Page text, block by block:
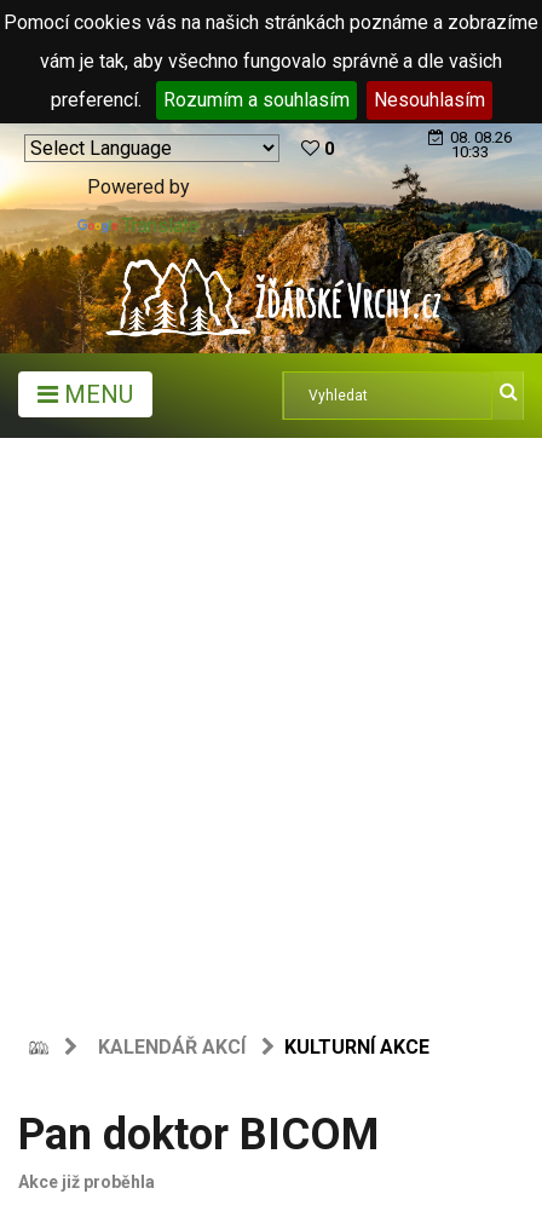
Pomocí cookies vás na našich stránkách poznáme a zobrazíme
vám je tak, aby všechno fungovalo správně a dle vašich
preferencí.
Rozumím a souhlasím Nesouhlasím
Powered by
Translate
0
08. 08.26
10:33
MENU
KALENDÁŘ AKCÍ KULTURNÍ AKCE
Pan doktor BICOM
Akce již proběhla